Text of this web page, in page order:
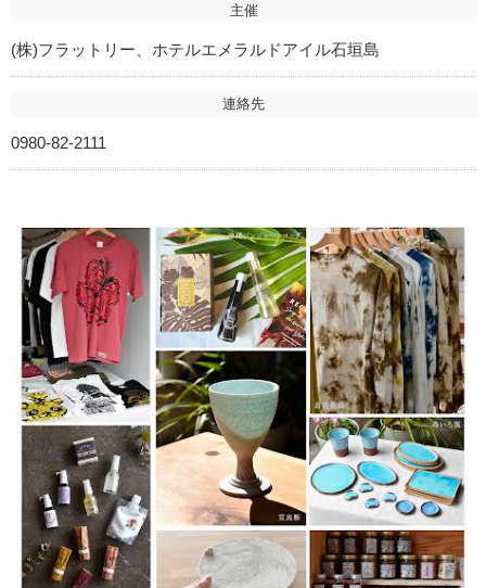
主催
(株)フラットリー、ホテルエメラルドアイル石垣島
連絡先
0980-82-2111